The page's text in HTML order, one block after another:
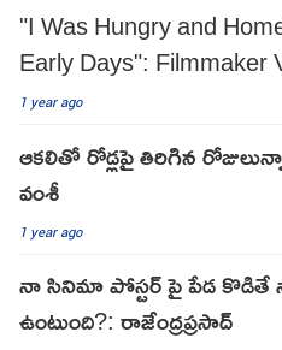
"I Was Hungry and
Early Days": Filmmaker
1 year ago
ఆకలితో రోడ్లపై తిరిగిన
వంశీ
1 year ago
నా సినిమా పోస్టర్ పై పేడ
ఉంటుంది?: రాజేంద్రప్రసాద్